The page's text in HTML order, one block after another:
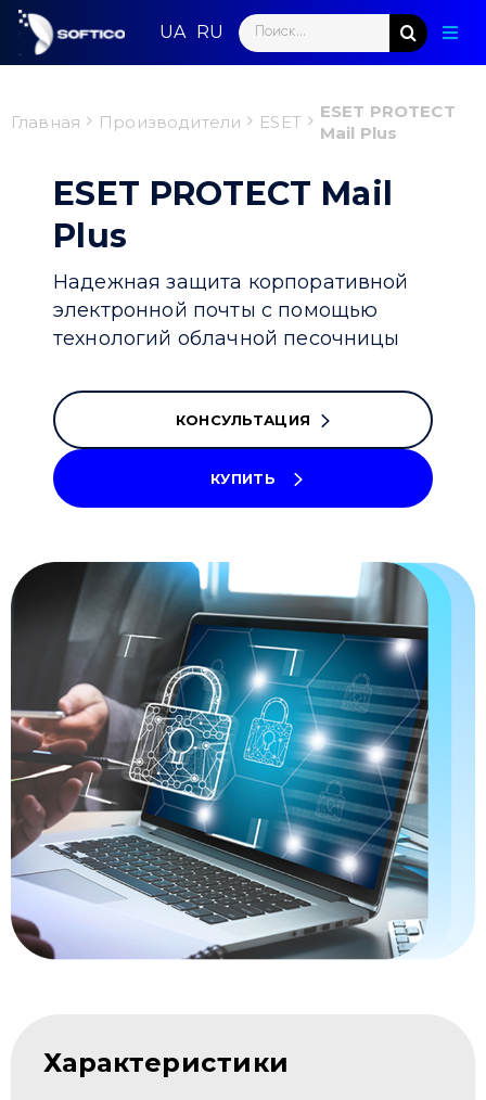
Skip
content
Search
for:
Главная Производители ESET
ESET PROTECT
Mail Plus
ESET PROTECT Mail
Plus
Надежная защита корпоративной
электронной почты с помощью
технологий облачной песочницы
КОНСУЛЬТАЦИЯ
КУПИТЬ
Характеристики